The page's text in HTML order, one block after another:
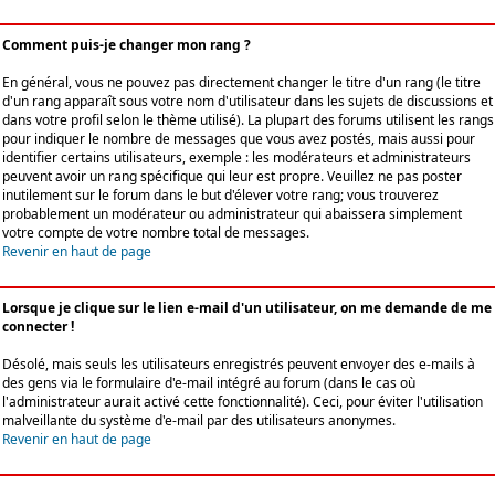
Comment puis-je changer mon rang ?
En général, vous ne pouvez pas directement changer le titre d'un rang (le titre
d'un rang apparaît sous votre nom d'utilisateur dans les sujets de discussions et
dans votre profil selon le thème utilisé). La plupart des forums utilisent les rangs
pour indiquer le nombre de messages que vous avez postés, mais aussi pour
identifier certains utilisateurs, exemple : les modérateurs et administrateurs
peuvent avoir un rang spécifique qui leur est propre. Veuillez ne pas poster
inutilement sur le forum dans le but d'élever votre rang; vous trouverez
probablement un modérateur ou administrateur qui abaissera simplement
votre compte de votre nombre total de messages.
Revenir en haut de page
Lorsque je clique sur le lien e-mail d'un utilisateur, on me demande de me
connecter !
Désolé, mais seuls les utilisateurs enregistrés peuvent envoyer des e-mails à
des gens via le formulaire d'e-mail intégré au forum (dans le cas où
l'administrateur aurait activé cette fonctionnalité). Ceci, pour éviter l'utilisation
malveillante du système d'e-mail par des utilisateurs anonymes.
Revenir en haut de page